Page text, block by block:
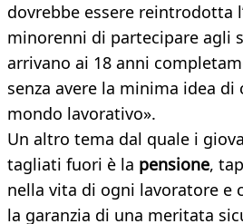
dovrebbe essere reintrodotta
minorenni di partecipare agli
arrivano ai 18 anni
senza avere la minima idea
mondo lavorativo».
Un altro tema dal quale i
tagliati fuori è la pensione,
nella vita di ogni lavoratore e
la garanzia di una meritata